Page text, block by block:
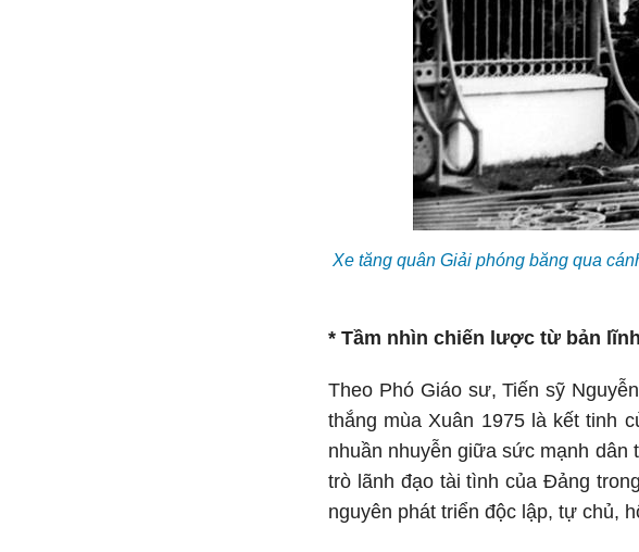
Xe tăng quân Giải phóng băng qua
* Tầm nhìn chiến lược từ bản
Theo Phó Giáo sư, Tiến sỹ
thắng mùa Xuân 1975 là kết tinh
nhuần nhuyễn giữa sức mạnh dân
trò lãnh đạo tài tình của Đảng
nguyên phát triển độc lập, tự chủ,